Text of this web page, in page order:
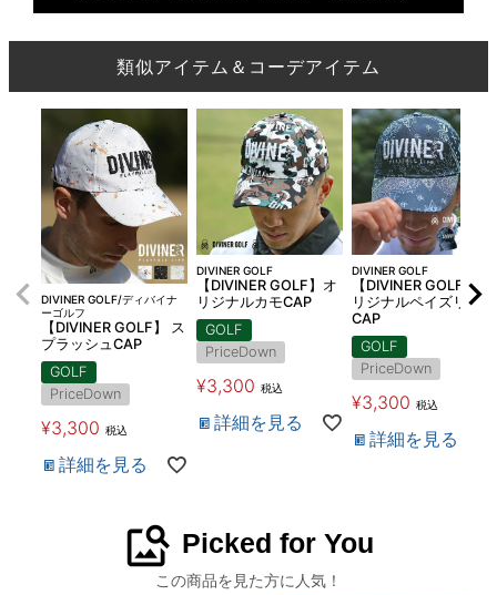
類似アイテム＆コーデアイテム
DIVINER GOLF/ディバイナ
ーゴルフ
【DIVINER GOLF】 ス
プラッシュCAP
GOLF
PriceDown
¥3,300 税込
詳細を見る
DIVINER GOLF
【DIVINER GOLF】オ
リジナルカモCAP
GOLF
PriceDown
¥3,300 税込
詳細を見る
DIVINER GOLF
【DIVINER GOLF】オ
リジナルペイズリー柄
CAP
GOLF
PriceDown
¥3,300 税込
詳細を見る
image_search Picked for You
この商品を見た方に人気！